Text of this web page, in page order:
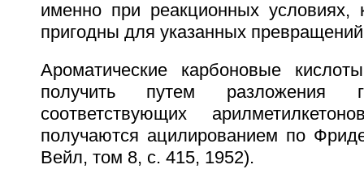
именно при реакционных условиях,
пригодны для указанных
Ароматические карбоновые
получить путем разложения
соответствующих
получаются ацилированием по
Вейл, том 8, с. 415, 1952).